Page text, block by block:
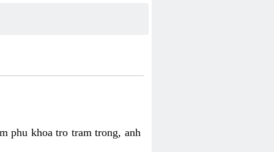
phu khoa tro tram trong, anh